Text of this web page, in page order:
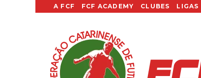
A FCF FCF ACADEMY CLUBES LIGAS